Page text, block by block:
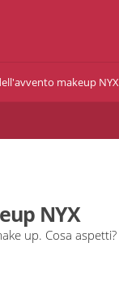
makeup NYX
NYX
up. Cosa aspetti?